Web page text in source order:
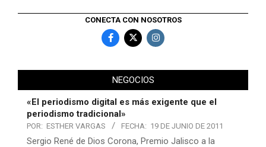
CONECTA CON NOSOTROS
NEGOCIOS
«El periodismo digital es más exigente que el
periodismo tradicional»
POR: ESTHER VARGAS FECHA: 19 DE JUNIO DE 2011
Sergio René de Dios Corona, Premio Jalisco a la